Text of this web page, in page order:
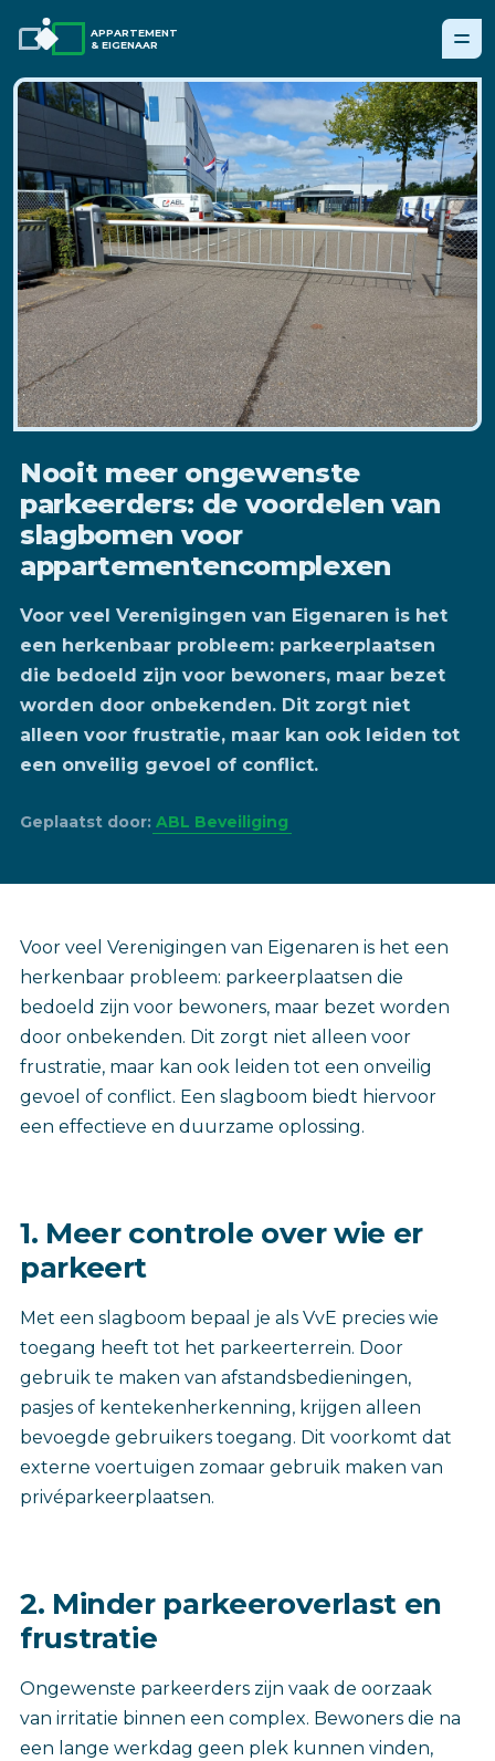
APPARTEMENT
& EIGENAAR
Nooit meer ongewenste
parkeerders: de voordelen van
slagbomen voor
appartementencomplexen
Voor veel Verenigingen van Eigenaren is het
een herkenbaar probleem: parkeerplaatsen
die bedoeld zijn voor bewoners, maar bezet
worden door onbekenden. Dit zorgt niet
alleen voor frustratie, maar kan ook leiden tot
een onveilig gevoel of conflict.
Geplaatst door: ABL Beveiliging
Voor veel Verenigingen van Eigenaren is het een
herkenbaar probleem: parkeerplaatsen die
bedoeld zijn voor bewoners, maar bezet worden
door onbekenden. Dit zorgt niet alleen voor
frustratie, maar kan ook leiden tot een onveilig
gevoel of conflict. Een slagboom biedt hiervoor
een effectieve en duurzame oplossing.
1. Meer controle over wie er
parkeert
Met een slagboom bepaal je als VvE precies wie
toegang heeft tot het parkeerterrein. Door
gebruik te maken van afstandsbedieningen,
pasjes of kentekenherkenning, krijgen alleen
bevoegde gebruikers toegang. Dit voorkomt dat
externe voertuigen zomaar gebruik maken van
privéparkeerplaatsen.
‎2. Minder parkeeroverlast en
frustratie
Ongewenste parkeerders zijn vaak de oorzaak
van irritatie binnen een complex. Bewoners die na
een lange werkdag geen plek kunnen vinden,